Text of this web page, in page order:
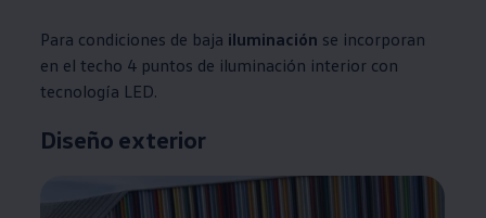
Para condiciones de baja iluminación se incorporan
en el techo 4 puntos de iluminación interior con
tecnología LED.
Diseño exterior